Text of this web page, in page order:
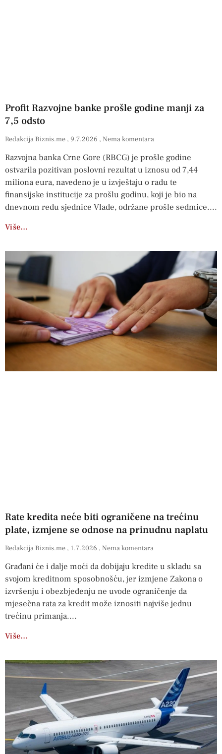
Profit Razvojne banke prošle godine manji za
7,5 odsto
Redakcija Biznis.me 9.7.2026 Nema komentara
Razvojna banka Crne Gore (RBCG) je prošle godine
ostvarila pozitivan poslovni rezultat u iznosu od 7,44
miliona eura, navedeno je u izvještaju o radu te
finansijske institucije za prošlu godinu, koji je bio na
dnevnom redu sjednice Vlade, održane prošle sedmice.
Više…
Rate kredita neće biti ograničene na trećinu
plate, izmjene se odnose na prinudnu naplatu
Redakcija Biznis.me 1.7.2026 Nema komentara
Građani će i dalje moći da dobijaju kredite u skladu sa
svojom kreditnom sposobnošću, jer izmjene Zakona o
izvršenju i obezbjeđenju ne uvode ograničenje da
mjesečna rata za kredit može iznositi najviše jednu
trećinu primanja.
Više…